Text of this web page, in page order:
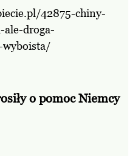
42875-chiny-
ale-droga-
wyboista/
o pomoc Niemcy